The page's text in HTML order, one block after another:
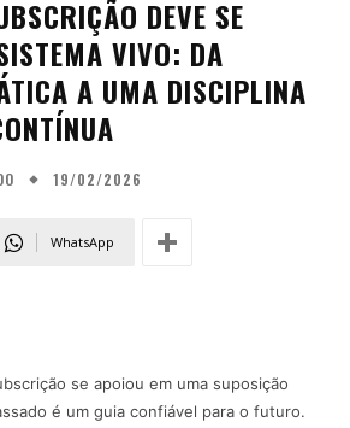
DEVE SE
VIVO: DA
A UMA DISCIPLINA
19/02/2026
WhatsApp
se apoiou em uma suposição
é um guia confiável para o futuro.